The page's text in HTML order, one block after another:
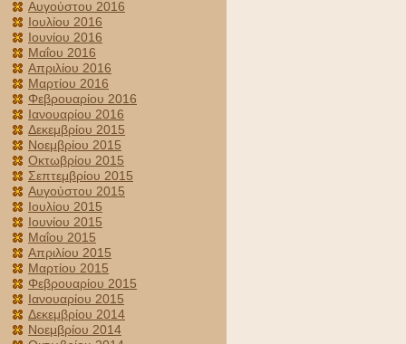
Αυγούστου 2016
Ιουλίου 2016
Ιουνίου 2016
Μαΐου 2016
Απριλίου 2016
Μαρτίου 2016
Φεβρουαρίου 2016
Ιανουαρίου 2016
Δεκεμβρίου 2015
Νοεμβρίου 2015
Οκτωβρίου 2015
Σεπτεμβρίου 2015
Αυγούστου 2015
Ιουλίου 2015
Ιουνίου 2015
Μαΐου 2015
Απριλίου 2015
Μαρτίου 2015
Φεβρουαρίου 2015
Ιανουαρίου 2015
Δεκεμβρίου 2014
Νοεμβρίου 2014